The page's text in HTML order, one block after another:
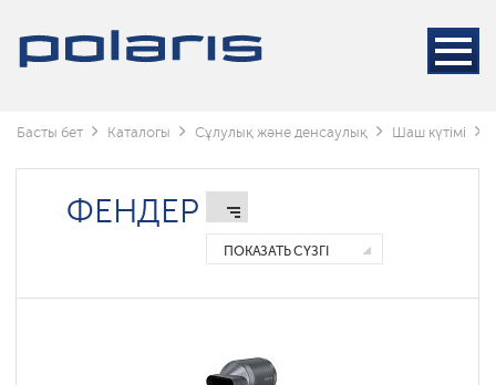
Басты бет Каталогы Сұлулық және денсаулық Шаш күтімі
ФЕНДЕР
ПОКАЗАТЬ СҮЗГІ
Фендер
фендер
складные